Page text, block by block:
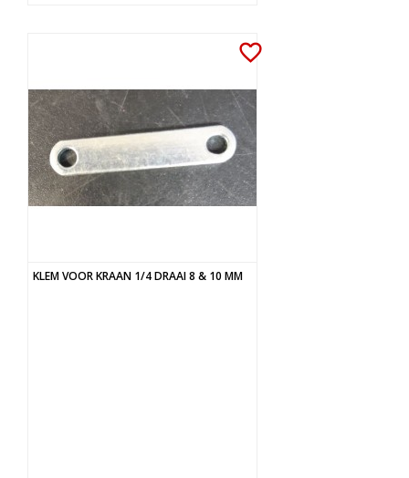
favorite_border
KLEM VOOR KRAAN 1/4 DRAAI 8 & 10 MM